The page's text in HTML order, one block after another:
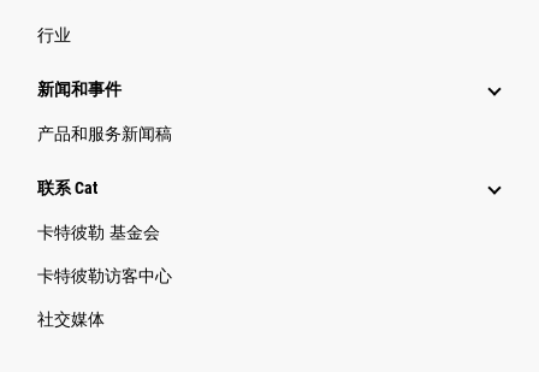
行业
新闻和事件
产品和服务新闻稿
联系 Cat
卡特彼勒 基金会
卡特彼勒访客中心
社交媒体